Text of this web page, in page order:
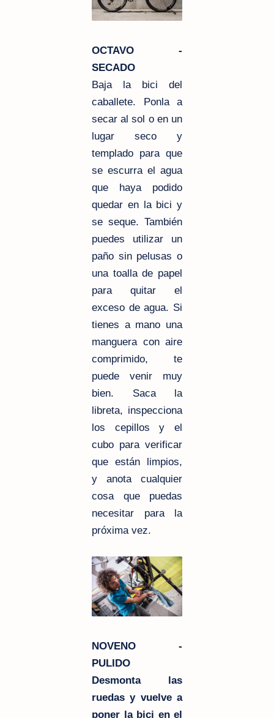
OCTAVO -
SECADO
Baja la bici del
caballete. Ponla a
secar al sol o en un
lugar seco y
templado para que
se escurra el agua
que haya podido
quedar en la bici y
se seque. También
puedes utilizar un
paño sin pelusas o
una toalla de papel
para quitar el
exceso de agua. Si
tienes a mano una
manguera con aire
comprimido, te
puede venir muy
bien. Saca la
libreta, inspecciona
los cepillos y el
cubo para verificar
que están limpios,
y anota cualquier
cosa que puedas
necesitar para la
próxima vez.
NOVENO -
PULIDO
Desmonta las
ruedas y vuelve a
poner la bici en el